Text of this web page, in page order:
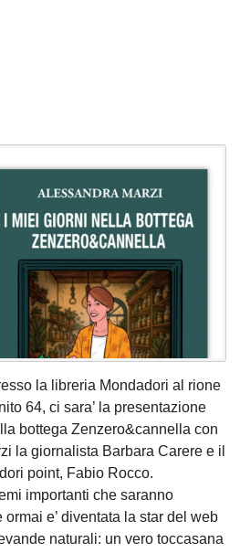
la libreria Mondadori al rione
64, ci sara’ la presentazione
bottega Zenzero&cannella con
la giornalista Barbara Carere e il
point, Fabio Rocco.
importanti che saranno
e’ diventata la star del web
naturali: un vero toccasana